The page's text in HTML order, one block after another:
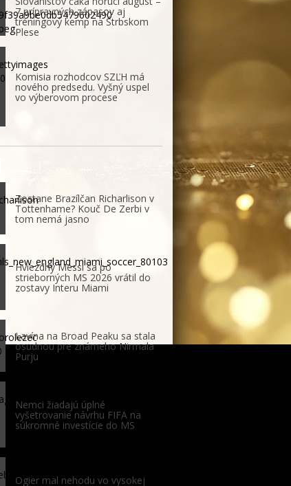
7 prípravných zápasov aj
tréningový kemp na Štrbskom
Plese
Komisia rozhodcov SZĽH má
nového predsedu. Vyšný uspel
vo výberovom procese
Zostane Brazílčan Richarlison v
Tottenhame? Kouč De Zerbi v
tom nemá jasno
Hviezdny Messi sa po
strieborných MS 2026 vrátil do
zostavy Interu Miami
Lavína na Broad Peaku sa stala
osudnou pre známeho Nirmala
Purju
Nemci žiadajú úplné
vyšetrovanie návrhu FIFA na
súkromné investície do MS
Ogier mal nehodu vo vysokej